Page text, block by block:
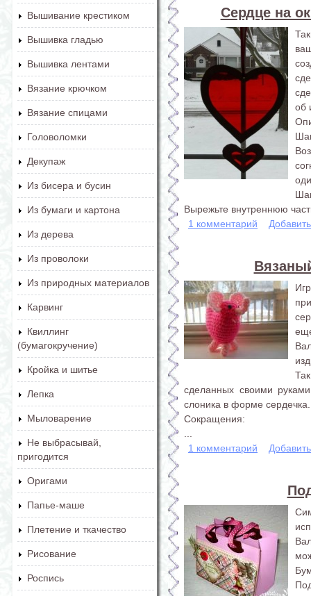
Вышивание крестиком
Вышивка гладью
Вышивка лентами
Вязание крючком
Вязание спицами
Головоломки
Декупаж
Из бисера и бусин
Из бумаги и картона
Из дерева
Из проволоки
Из природных материалов
Карвинг
Квиллинг
(бумагокручение)
Кройка и шитье
Лепка
Мыловарение
Не выбрасывай,
пригодится
Оригами
Папье-маше
Плетение и ткачество
Рисование
Роспись
Сердце на
об
Вырежьте внутреннюю
1 комментарий
сделанных своими
слоника в форме сердечка.
Сокращения:
1 комментарий